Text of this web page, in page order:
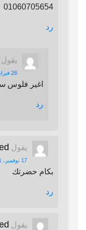
01060705654
رد
يقول
26 فبراير، 2022 الساعة 7:52 م
اغير فلوس
رد
يقول
17 نوفمبر، 2021 الساعة 1:24 م
بكام حضرتك
رد
يقول